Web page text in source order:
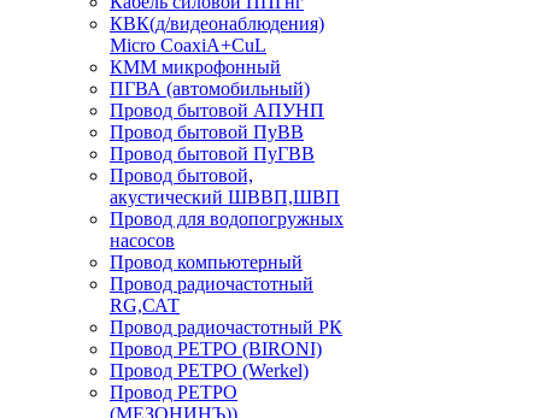
КВК(д/видеонаблюдения)
Micro CoaxiA+CuL
КММ микрофонный
ПГВА (автомобильный)
Провод бытовой АПУНП
Провод бытовой ПуВВ
Провод бытовой ПуГВВ
Провод бытовой,
акустический ШВВП,ШВП
Провод для водопогружных
насосов
Провод компьютерный
Провод радиочастотный
RG,САТ
Провод радиочастотный РК
Провод РЕТРО (BIRONI)
Провод РЕТРО (Werkel)
Провод РЕТРО